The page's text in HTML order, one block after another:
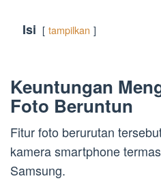
Isi tampilkan
Keuntungan
Foto Beruntun
Fitur foto berurutan
kamera smartphone
Samsung.